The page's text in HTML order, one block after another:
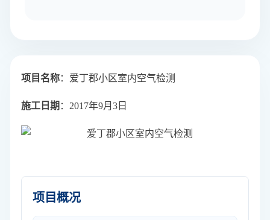
项目名称：爱丁郡小区室内空气检测
施工日期 ：2017年9月3日
项目概况